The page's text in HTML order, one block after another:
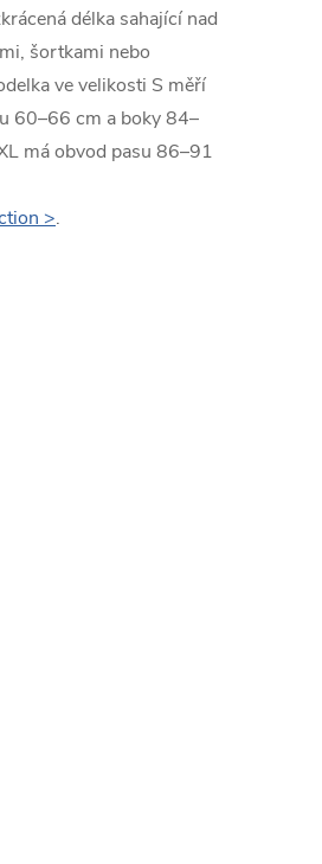
délka sahající nad
šortkami nebo
ve velikosti S měří
60–66 cm a boky 84–
má obvod pasu 86–91
>.